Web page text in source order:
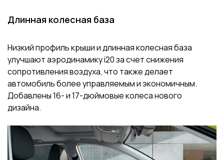
Длинная колесная база
Низкий профиль крыши и длинная колесная база
улучшают аэродинамику i20 за счет снижения
сопротивления воздуха, что также делает
автомобиль более управляемым и экономичным.
Добавлены 16- и 17-дюймовые колеса нового
дизайна.